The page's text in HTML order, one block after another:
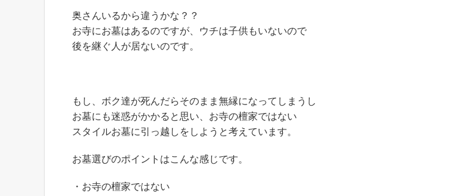
奥さんいるから違うかな？？
お寺にお墓はあるのですが、ウチは子供もいないので
後を継ぐ人が居ないのです。
もし、ボク達が死んだらそのまま無縁になってしまうし
お墓にも迷惑がかかると思い、お寺の檀家ではない
スタイルお墓に引っ越しをしようと考えています。
お墓選びのポイントはこんな感じです。
・お寺の檀家ではない